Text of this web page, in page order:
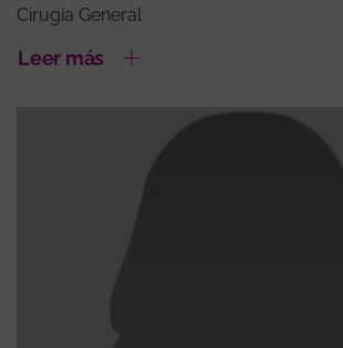
Cirugía General
Leer más